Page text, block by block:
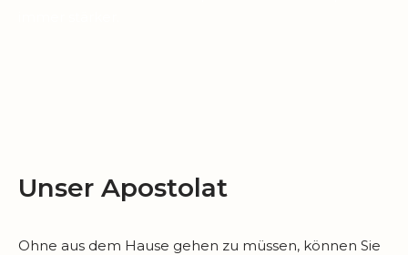
Unser Apostolat
Ohne aus dem Hause gehen zu müssen, können Sie